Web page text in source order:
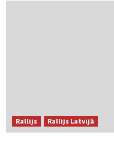
Rallijs Rallijs Latvijā